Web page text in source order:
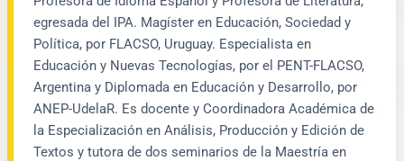
egresada del IPA. Magíster en Educación, Sociedad y
Política, por FLACSO, Uruguay. Especialista en
Educación y Nuevas Tecnologías, por el PENT-FLACSO,
Argentina y Diplomada en Educación y Desarrollo, por
ANEP-UdelaR. Es docente y Coordinadora Académica de
la Especialización en Análisis, Producción y Edición de
Textos y tutora de dos seminarios de la Maestría en